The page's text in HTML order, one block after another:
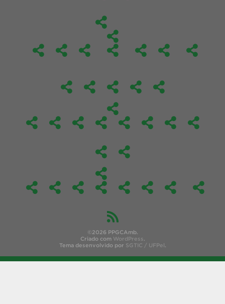
©2026 PPGCAmb.
Criado com WordPress.
Tema desenvolvido por SGTIC / UFPel.